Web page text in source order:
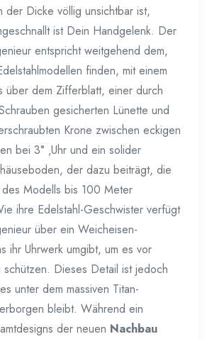
der Dicke völlig unsichtbar ist,
ist Dein Handgelenk. Der
entspricht weitgehend dem,
finden, mit einem
über dem Zifferblatt, einer durch
gesicherten Lünette und
Krone zwischen eckigen
bei 3° ‚Uhr und ein solider
der dazu beiträgt, die
Modells bis 100 Meter
ihre Edelstahl-Geschwister verfügt
über ein Weicheisen-
ihr Uhrwerk umgibt, um es vor
Dieses Detail ist jedoch
unter dem massiven Titan-
bleibt. Während ein
der neuen Nachbau